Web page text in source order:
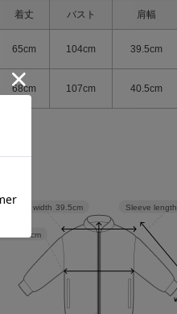
着丈 バスト 肩幅
65cm 104cm 39.5cm
68cm 107cm 40.5cm
Sleeve length
52cm
Shoulder width 39.5cm